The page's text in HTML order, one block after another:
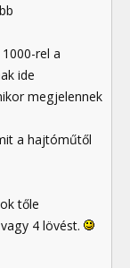
rel a
ide
megjelennek
a hajtóműtől
tőle
4 lövést.